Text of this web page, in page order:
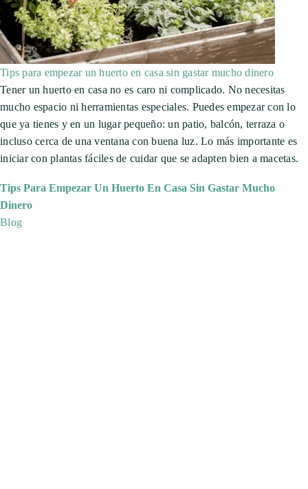
Tips para empezar un huerto en casa sin gastar mucho dinero
Tener un huerto en casa no es caro ni complicado. No necesitas
mucho espacio ni herramientas especiales. Puedes empezar con lo
que ya tienes y en un lugar pequeño: un patio, balcón, terraza o
incluso cerca de una ventana con buena luz. Lo más importante es
iniciar con plantas fáciles de cuidar que se adapten bien a macetas.
Tips Para Empezar Un Huerto En Casa Sin Gastar Mucho
Dinero
Blog